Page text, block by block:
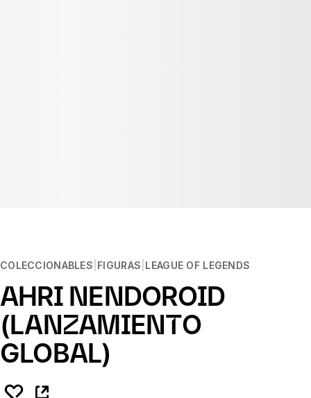
COLECCIONABLES FIGURAS LEAGUE OF LEGENDS
AHRI NENDOROID
(LANZAMIENTO
GLOBAL)